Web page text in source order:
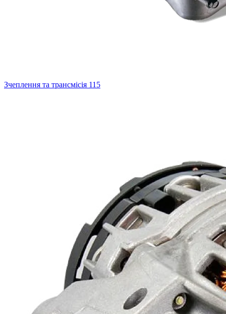
Зчеплення та трансмісія 115